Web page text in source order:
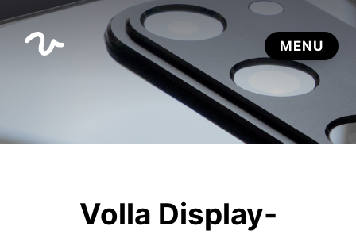
Volla Display-